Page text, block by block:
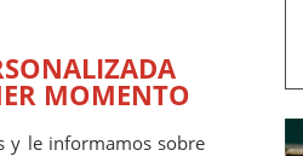
MOMENTO
y le informamos sobre